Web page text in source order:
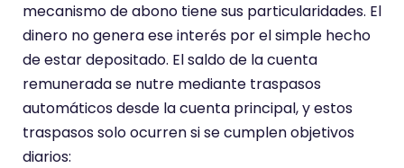
p
u
n
t
u
a
mecanismo de abono tiene sus particularidades. El
dinero no genera ese interés por el simple hecho
de estar depositado. El saldo de la cuenta
remunerada se nutre mediante traspasos
automáticos desde la cuenta principal, y estos
traspasos solo ocurren si se cumplen objetivos
diarios: